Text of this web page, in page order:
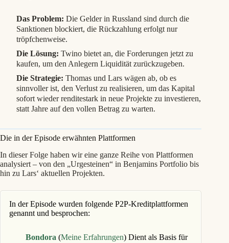
Das Problem: Die Gelder in Russland sind durch die
Sanktionen blockiert, die Rückzahlung erfolgt nur
tröpfchenweise.
Die Lösung: Twino bietet an, die Forderungen jetzt zu
kaufen, um den Anlegern Liquidität zurückzugeben.
Die Strategie: Thomas und Lars wägen ab, ob es
sinnvoller ist, den Verlust zu realisieren, um das Kapital
sofort wieder renditestark in neue Projekte zu investieren,
statt Jahre auf den vollen Betrag zu warten.
Die in der Episode erwähnten Plattformen
In dieser Folge haben wir eine ganze Reihe von Plattformen
analysiert – von den „Urgesteinen“ in Benjamins Portfolio bis
hin zu Lars‘ aktuellen Projekten.
In der Episode wurden folgende P2P-Kreditplattformen
genannt und besprochen:
Bondora (Meine Erfahrungen) Dient als Basis für